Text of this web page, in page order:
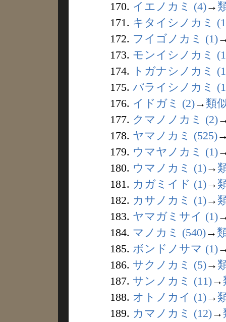
170. イエノカミ (4)→
171. キタイシノカミ
172. フイゴノカミ (1)
173. モンイシノカミ
174.
トガナシノカミ
175. パライシノカミ
176. イドガミ (2)→ 類
177. クマノノカミ (2)
178. ヤマノカミ (525)
179. ウマヤノカミ (1)
180. ウマノカミ (1)→
181. カガミイド (1)→
182. カサノカミ (1)→
183. ヤマガミサイ (1)
184. マノカミ (540)→
185. ボンドノサマ (1)
186. サクノカミ (5)→
187. サンノカミ (11)→
188. オトノカイ (1)→
189. カマノカミ (12)→